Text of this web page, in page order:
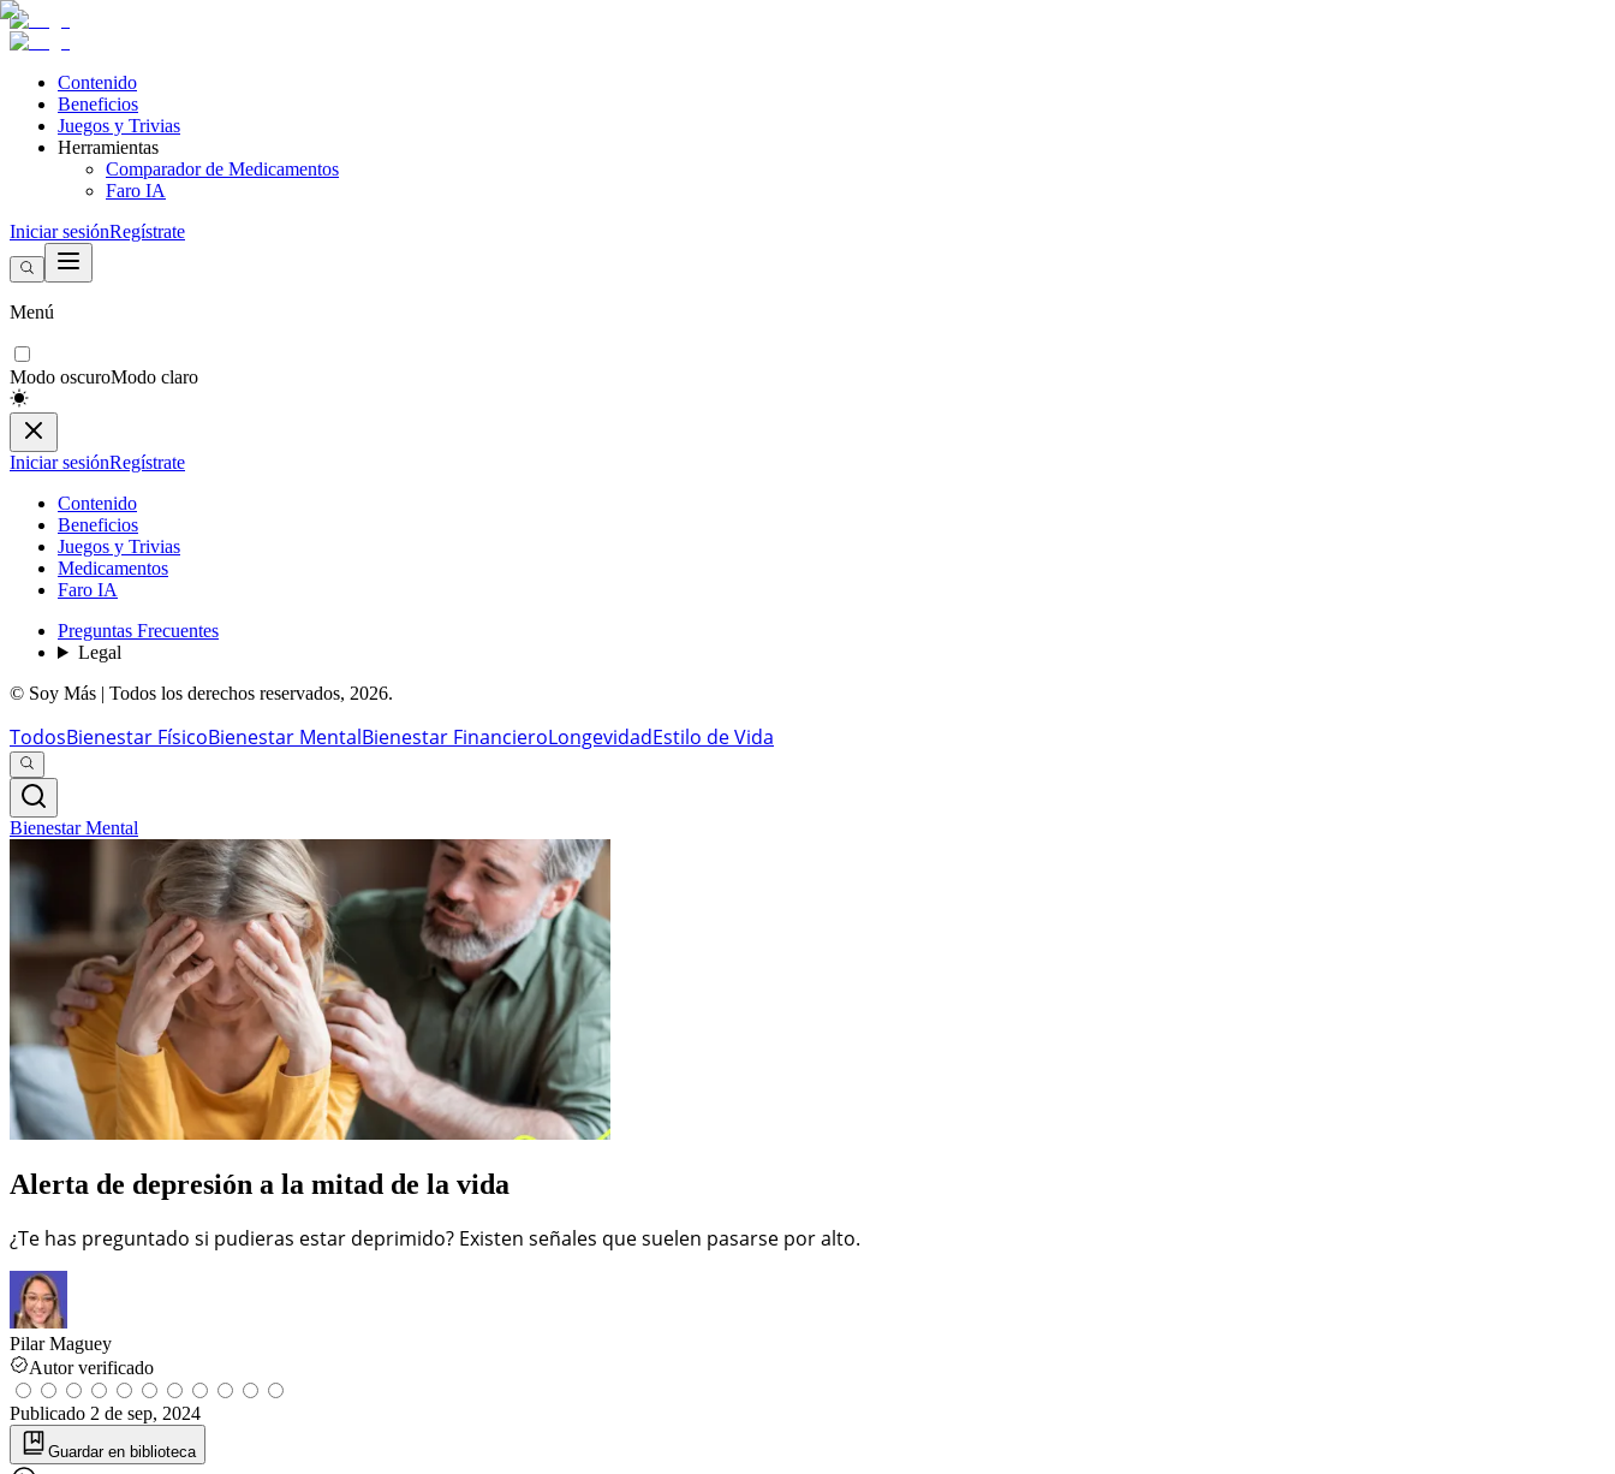
Contenido
Beneficios
Juegos y Trivias
Herramientas
Comparador de Medicamentos
Faro IA
Iniciar sesiónRegístrate
Menú
Modo oscuroModo claro
Iniciar sesiónRegístrate
Contenido
Beneficios
Juegos y Trivias
Medicamentos
Faro IA
Preguntas Frecuentes
Legal
© Soy Más | Todos los derechos reservados, 2026.
TodosBienestar FísicoBienestar MentalBienestar FinancieroLongevidadEstilo de Vida
Bienestar Mental
Alerta de depresión a la mitad de la vida
¿Te has preguntado si pudieras estar deprimido? Existen señales que suelen pasarse por alto.
Pilar Maguey
Autor verificado
Publicado 2 de sep, 2024
Guardar en biblioteca